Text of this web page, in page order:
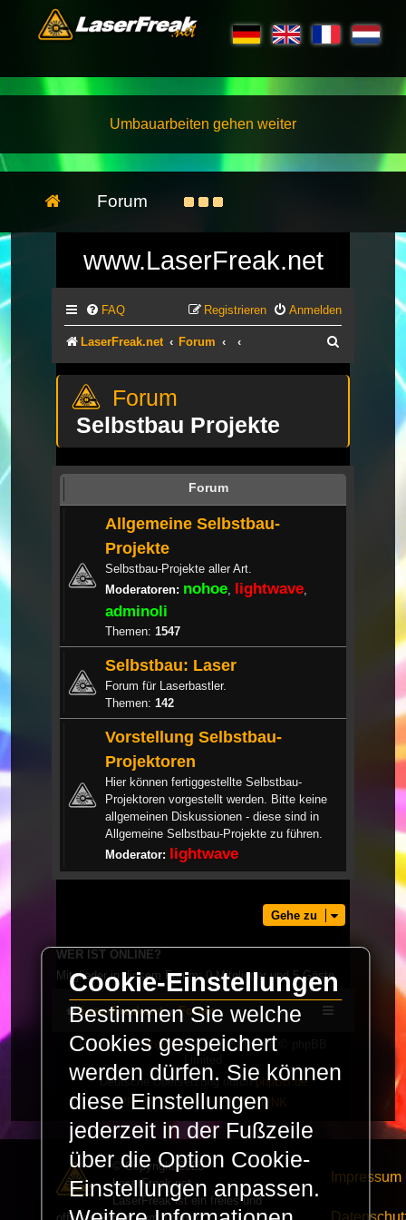
Umbauarbeiten gehen weiter
Forum
www.LaserFreak.net
FAQ Anmelden
Registrieren
LaserFreak.net Forum
Selbstbau Projekte
Forum
Allgemeine Selbstbau-
Projekte
Selbstbau-Projekte aller Art.
Moderatoren: nohoe lightwave
adminoli
Themen: 1547
Selbstbau: Laser
Forum für Laserbastler.
Themen: 142
Vorstellung Selbstbau-
Projektoren
Hier können fertiggestellte Selbstbau-
Projektoren vorgestellt werden. Bitte keine
allgemeinen Diskussionen - diese sind in
Allgemeine Selbstbau-Projekte zu führen.
Moderator: lightwave
Gehe zu
WER IST ONLINE?
Mitglieder in diesem Forum: 0 Mitglieder und 5 Gäste
LaserFreak.net Forum
Powered byphpBB® Forum Software © phpBB
Limited
Deutsche Übersetzung durchphpBB.de
PRIVACY_LINK | TERMS_LINK
© Copyright 2025 -
LaserFreak.net
LaserFreak ist ein freies und
Impressum
Cookie-Einstellungen
Bestimmen Sie welche
Cookies gespeichert
werden dürfen. Sie können
diese Einstellungen
jederzeit in der Fußzeile
über die Option Cookie-
Einstellungen anpassen.